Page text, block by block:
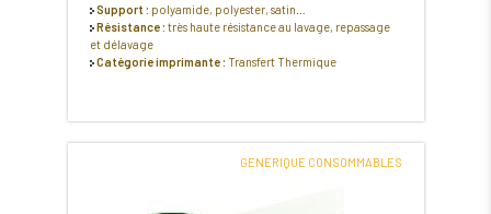
Support : polyamide, polyester, satin…
Résistance : très haute résistance au lavage, repassage
et délavage
Catégorie imprimante : Transfert Thermique
GENERIQUE CONSOMMABLES